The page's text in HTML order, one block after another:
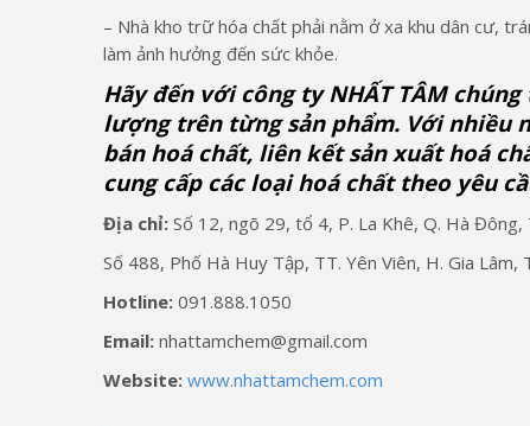
– Nhà kho trữ hóa chất phải nằm ở xa khu dân cư,
làm ảnh hưởng đến sức khỏe.
Hãy đến với công ty NHẤT TÂM
lượng trên từng sản phẩm. Với nhiều
bán hoá chất, liên kết sản xuất hoá
cung cấp các loại hoá chất theo yêu
Địa chỉ: Số 12, ngõ 29, tổ 4, P. La Khê, Q. Hà Đông,
Số 488, Phố Hà Huy Tập, TT. Yên Viên, H. Gia Lâm,
Hotline: 091.888.1050
Email: nhattamchem@gmail.com
Website: www.nhattamchem.com